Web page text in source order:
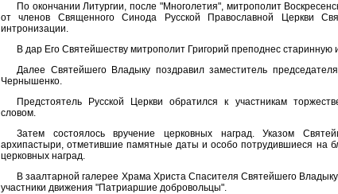
По окончании Литургии, после "Многолетия", митрополит
от членов Священного Синода Русской Православной Церкви
интронизации.
В дар Его Святейшеству митрополит Григорий преподнес старинную
Далее Святейшего Владыку поздравил заместитель
Чернышенко.
Предстоятель Русской Церкви обратился к участникам
словом.
Затем состоялось вручение церковных наград. Указом
архипастыри, отметившие памятные даты и особо потрудившиеся на
церковных наград.
В заалтарной галерее Храма Христа Спасителя Святейшего
участники движения "Патриаршие добровольцы".